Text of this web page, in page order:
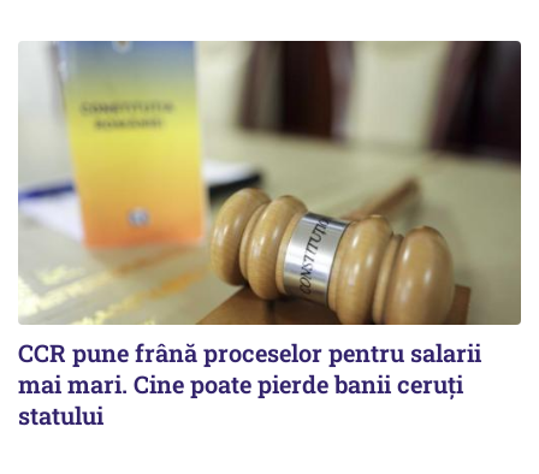
CCR pune frână proceselor pentru salarii
mai mari. Cine poate pierde banii ceruți
statului